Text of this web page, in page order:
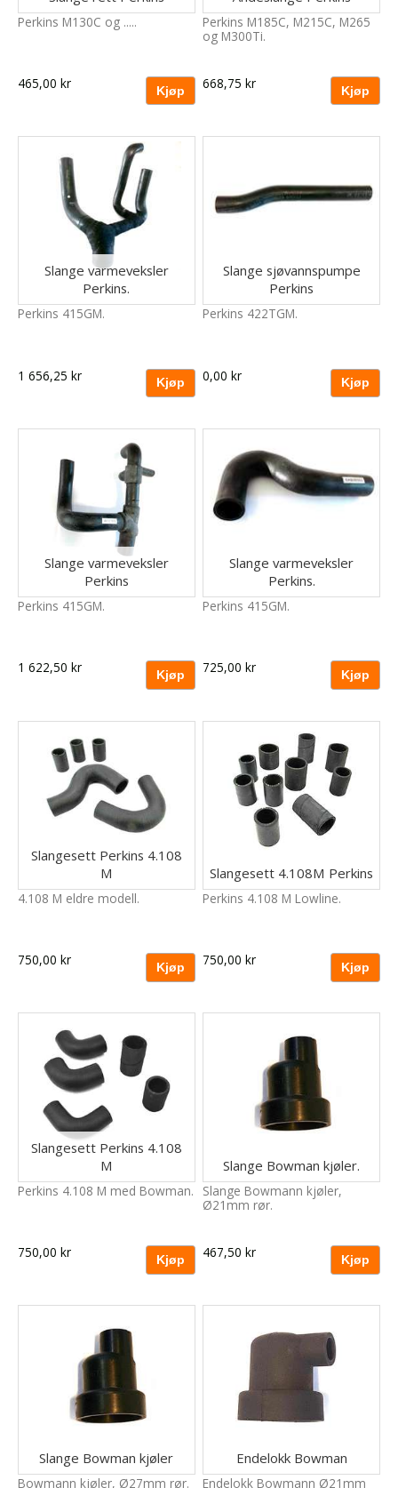
Perkins M130C og .....
465,00 kr
Perkins M185C, M215C, M265
og M300Ti.
668,75 kr
Slange varmeveksler
Perkins.
Perkins 415GM.
1 656,25 kr
Slange sjøvannspumpe
Perkins
Perkins 422TGM.
0,00 kr
Slange varmeveksler
Perkins
Perkins 415GM.
1 622,50 kr
Slange varmeveksler
Perkins.
Perkins 415GM.
725,00 kr
Slangesett Perkins 4.108
M
4.108 M eldre modell.
750,00 kr
Slangesett 4.108M Perkins
Perkins 4.108 M Lowline.
750,00 kr
Slangesett Perkins 4.108
M
Perkins 4.108 M med Bowman.
750,00 kr
Slange Bowman kjøler.
Slange Bowmann kjøler,
Ø21mm rør.
467,50 kr
Slange Bowman kjøler
Bowmann kjøler, Ø27mm rør.
Endelokk Bowman
Endelokk Bowmann Ø21mm